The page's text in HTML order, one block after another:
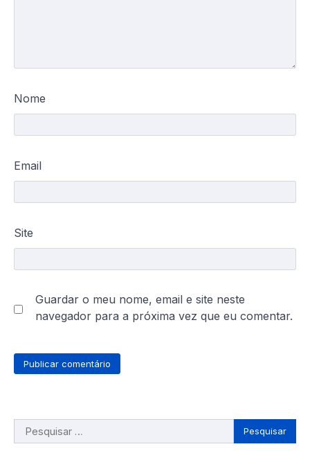
Nome
Email
Site
Guardar o meu nome, email e site neste
navegador para a próxima vez que eu comentar.
Pesquisar
por: